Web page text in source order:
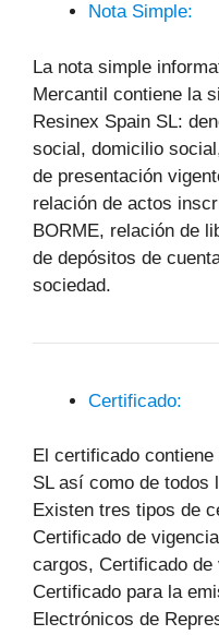
Nota Simple:
La nota simple
Mercantil contiene la
Resinex Spain SL:
social, domicilio
de presentación
relación de actos
BORME, relación de
de depósitos de
sociedad.
Certificado:
El certificado
SL así como de todos
Existen tres tipos de
Certificado de
cargos, Certificado
Certificado para la
Electrónicos de